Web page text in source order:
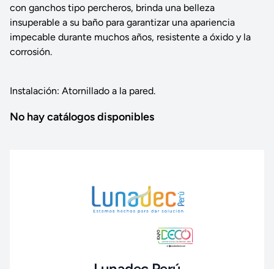
con ganchos tipo percheros, brinda una belleza
insuperable a su baño para garantizar una apariencia
impecable durante muchos años, resistente a óxido y la
corrosión.
Instalación: Atornillado a la pared.
No hay catálogos disponibles